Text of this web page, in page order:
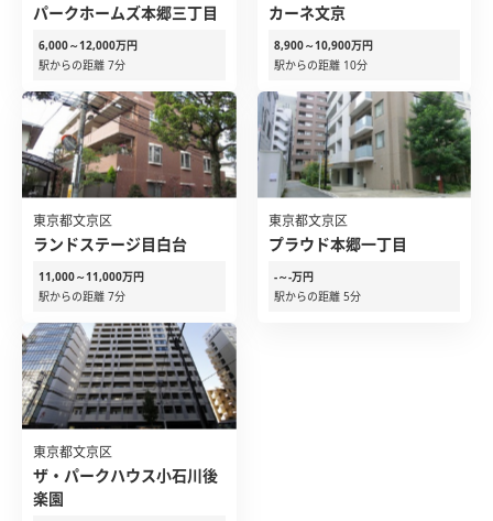
パークホームズ本郷三丁目
6,000～12,000万円
駅からの距離 7分
カーネ文京
8,900～10,900万円
駅からの距離 10分
東京都文京区
ランドステージ目白台
11,000～11,000万円
駅からの距離 7分
東京都文京区
プラウド本郷一丁目
-～-万円
駅からの距離 5分
東京都文京区
ザ・パークハウス小石川後
楽園